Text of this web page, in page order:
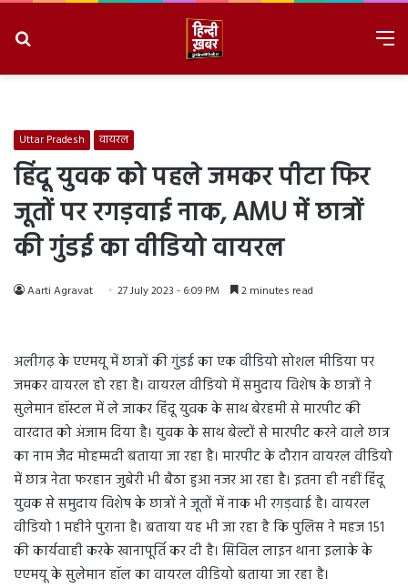
Uttar Pradesh वायरल
हिंदू युवक को पहले जमकर पीटा फिर
जूतों पर रगड़वाई नाक, AMU में छात्रों
की गुंडई का वीडियो वायरल
Aarti Agravat 27 July 2023 - 6:09 PM 2 minutes read
अलीगढ़ के एएमयू में छात्रों की गुंडई का एक वीडियो सोशल मीडिया पर
जमकर वायरल हो रहा है। वायरल वीडियो में समुदाय विशेष के छात्रों ने
सुलेमान हॉस्टल में ले जाकर हिंदू युवक के साथ बेरहमी से मारपीट की
वारदात को अंजाम दिया है। युवक के साथ बेल्टों से मारपीट करने वाले छात्र
का नाम जैद मोहम्मदी बताया जा रहा है। मारपीट के दौरान वायरल वीडियो
में छात्र नेता फरहान जुबेरी भी बैठा हुआ नजर आ रहा है। इतना ही नहीं हिंदू
युवक से समुदाय विशेष के छात्रों ने जूतों में नाक भी रगड़वाई है। वायरल
वीडियो 1 महीने पुराना है। बताया यह भी जा रहा है कि पुलिस ने महज 151
की कार्यवाही करके खानापूर्ति कर दी है। सिविल लाइन थाना इलाके के
एएमयू के सुलेमान हॉल का वायरल वीडियो बताया जा रहा है।